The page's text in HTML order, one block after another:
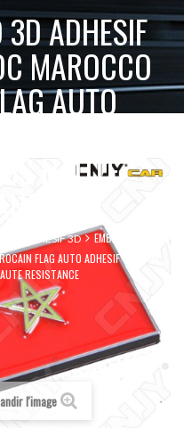
3D ADHESIF
MAROCCO
AUTO
HAUTE
ADHÉSIF 3D
EMBLEME LOGO
FLAG AUTO ADHESIF CHROME
RESISTANCE
l'image